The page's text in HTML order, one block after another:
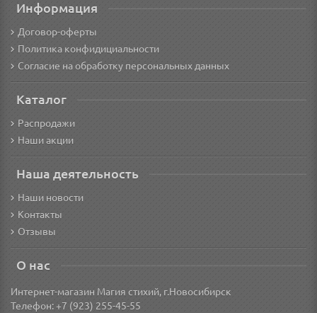
Информация
Договор-оферты
Политика конфидициальности
Согласие на обработку персональных данных
Каталог
Распродажи
Наши акции
Наша деятельность
Наши новости
Контакты
Отзывы
О нас
Интернет-магазин Магия стихий, г.Новосибирск
Телефон: +7 (923) 255-45-55